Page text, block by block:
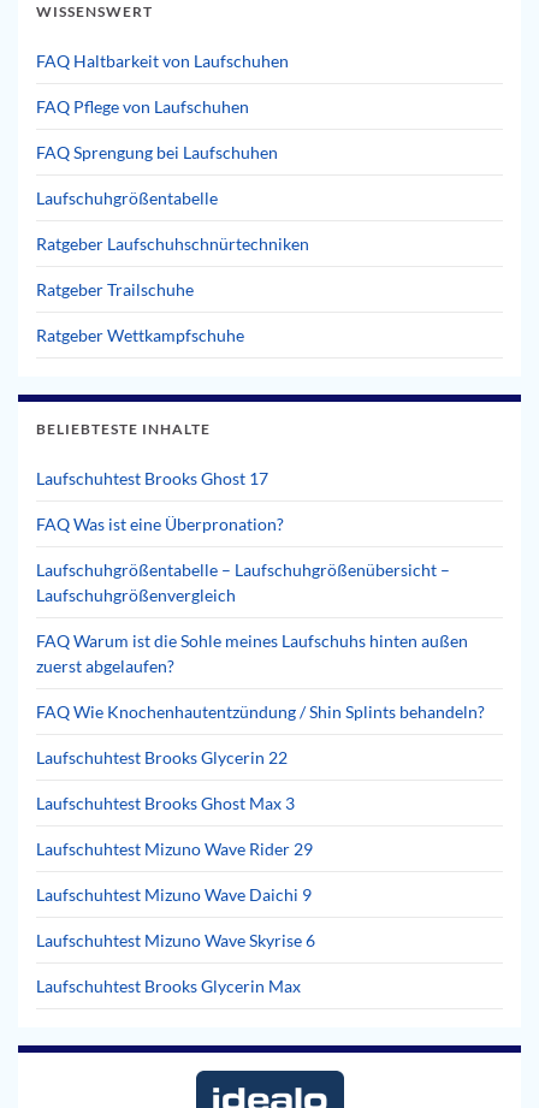
WISSENSWERT
FAQ Haltbarkeit von Laufschuhen
FAQ Pflege von Laufschuhen
FAQ Sprengung bei Laufschuhen
Laufschuhgrößentabelle
Ratgeber Laufschuhschnürtechniken
Ratgeber Trailschuhe
Ratgeber Wettkampfschuhe
BELIEBTESTE INHALTE
Laufschuhtest Brooks Ghost 17
FAQ Was ist eine Überpronation?
Laufschuhgrößentabelle – Laufschuhgrößenübersicht –
Laufschuhgrößenvergleich
FAQ Warum ist die Sohle meines Laufschuhs hinten außen
zuerst abgelaufen?
FAQ Wie Knochenhautentzündung / Shin Splints behandeln?
Laufschuhtest Brooks Glycerin 22
Laufschuhtest Brooks Ghost Max 3
Laufschuhtest Mizuno Wave Rider 29
Laufschuhtest Mizuno Wave Daichi 9
Laufschuhtest Mizuno Wave Skyrise 6
Laufschuhtest Brooks Glycerin Max